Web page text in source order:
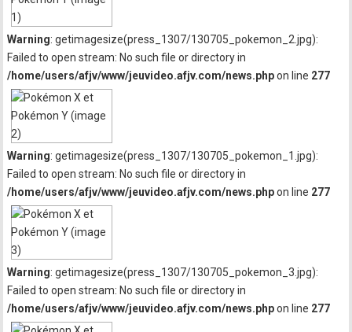
Warning: getimagesize(press_1307/130705_pokemon_2.jpg):
Failed to open stream: No such file or directory in
/home/users/afjv/www/jeuvideo.afjv.com/news.phpon line 277
Warning: getimagesize(press_1307/130705_pokemon_1.jpg):
Failed to open stream: No such file or directory in
/home/users/afjv/www/jeuvideo.afjv.com/news.phpon line 277
Warning: getimagesize(press_1307/130705_pokemon_3.jpg):
Failed to open stream: No such file or directory in
/home/users/afjv/www/jeuvideo.afjv.com/news.phpon line 277